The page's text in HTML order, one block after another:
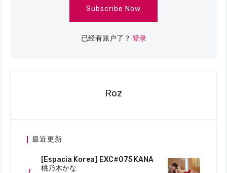
Subscribe Now
已经有账户了？ 登录
Roz
最近更新
[Espacia Korea] EXC#075 KANA
桃乃木かな